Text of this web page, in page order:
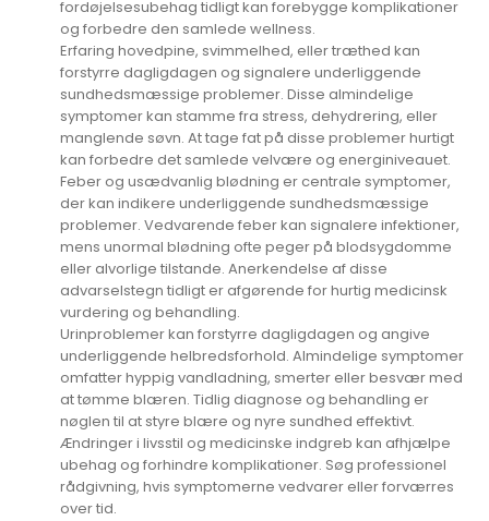
fordøjelsesubehag tidligt kan forebygge komplikationer
og forbedre den samlede wellness.
Erfaring hovedpine, svimmelhed, eller træthed kan
forstyrre dagligdagen og signalere underliggende
sundhedsmæssige problemer. Disse almindelige
symptomer kan stamme fra stress, dehydrering, eller
manglende søvn. At tage fat på disse problemer hurtigt
kan forbedre det samlede velvære og energiniveauet.
Feber og usædvanlig blødning er centrale symptomer,
der kan indikere underliggende sundhedsmæssige
problemer. Vedvarende feber kan signalere infektioner,
mens unormal blødning ofte peger på blodsygdomme
eller alvorlige tilstande. Anerkendelse af disse
advarselstegn tidligt er afgørende for hurtig medicinsk
vurdering og behandling.
Urinproblemer kan forstyrre dagligdagen og angive
underliggende helbredsforhold. Almindelige symptomer
omfatter hyppig vandladning, smerter eller besvær med
at tømme blæren. Tidlig diagnose og behandling er
nøglen til at styre blære og nyre sundhed effektivt.
Ændringer i livsstil og medicinske indgreb kan afhjælpe
ubehag og forhindre komplikationer. Søg professionel
rådgivning, hvis symptomerne vedvarer eller forværres
over tid.